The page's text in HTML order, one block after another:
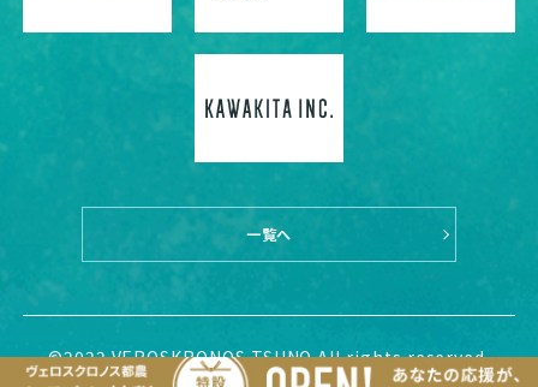
一覧へ
©2022 VEROSKRONOS TSUNO All rights reserved.